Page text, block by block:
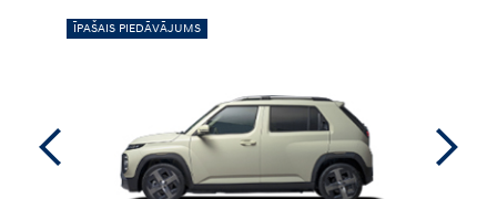
ĪPAŠAIS PIEDĀVĀJUMS